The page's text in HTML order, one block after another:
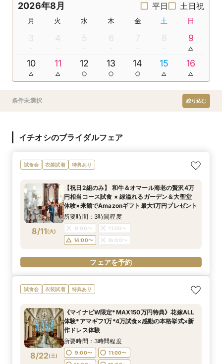
2026年8月 平日 土日祝
月 火 水 木 金 土 日
3 4 5 6 7 8 9
10 11 12 13 14 15 16
条件未選択 絞り込む
イチオシのブライダルフェア
試食会 衣装試着 特典あり
8/11(火)
【祝日2組のみ】 和牛＆オマール海老の贅沢4万
円相当コース試食 × 緑溢れるガーデン＆大聖堂
体験×来館でAmazonギフト最大1万円プレゼント
所要時間：3時間程度
9:00〜
11:00〜
14:00〜
16:00〜
フェアを予約
試食会 衣装試着 特典あり
8/22(土)
《マイナビW限定*MAX150万円特典》花嫁ALL
体験*アマギフ1万*4万試食×感動の本格挙式×新
作ドレス体験
所要時間：3時間程度
9:00〜
11:00〜